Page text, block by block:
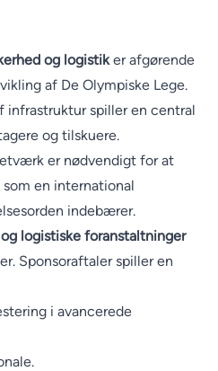
og logistiker afgørende
af De Olympiske Lege.
infrastruktur spiller en central
og tilskuere.
er nødvendigt for at
en international
indebærer.
logistiske foranstaltninger
Sponsoraftaler spiller en
i avancerede